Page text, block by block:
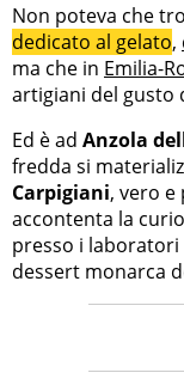
Non poteva che
dedicato al gelato,
ma che in Emilia-
artigiani del gusto
Ed è ad Anzola
fredda si
Carpigiani, vero
accontenta la
presso i
dessert monarca